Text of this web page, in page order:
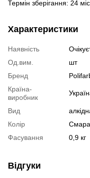
Термін зберігання: 24
Характеристики
Наявність
Од.вим.
шт
Бренд
Країна-
виробник
Вид
Колір
Фасування
0,9 кг
Відгуки